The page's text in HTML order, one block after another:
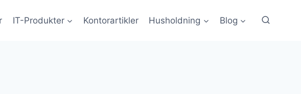
IT-Produkter Kontorartikler Husholdning Blog